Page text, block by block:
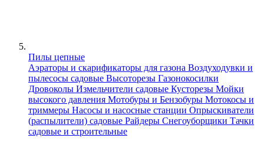
Пилы цепные
Аэраторы и скарификаторы для газона Воздуходувки и
пылесосы садовые Высоторезы Газонокосилки
Дровоколы Измельчители садовые Кусторезы Мойки
высокого давления Мотобуры и Бензобуры Мотокосы и
триммеры Насосы и насосные станции Опрыскиватели
(распылители) садовые Райдеры Снегоуборщики Тачки
садовые и строительные